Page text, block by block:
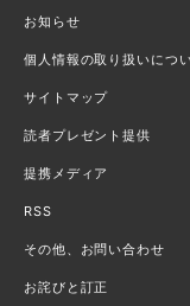
お知らせ
個人情報の取り扱いにつ
サイトマップ
読者プレゼント提供
提携メディア
RSS
その他、お問い合わせ
お詫びと訂正